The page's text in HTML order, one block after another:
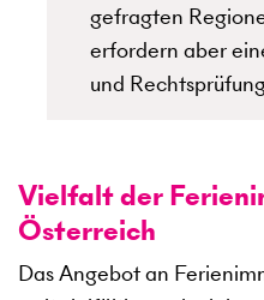
gefragten
erfordern aber
und
Vielfalt der
Österreich
Das Angebot an